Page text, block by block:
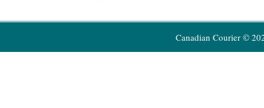
Canadian Courier ©